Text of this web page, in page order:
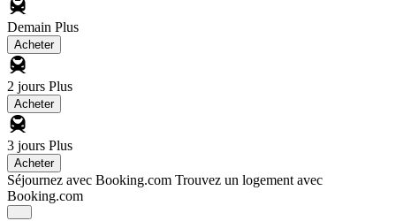
Demain Plus
Acheter
2 jours Plus
Acheter
3 jours Plus
Acheter
Séjournez avec Booking.com Trouvez un logement avec
Booking.com